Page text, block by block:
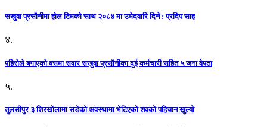
सखुवा प्रसौनीमा होल टिमको साथ २०८४ मा उमेदवारि दिने : प्रदिप साह
४.
पहिराेले बगाएकाे बसमा सवार सखुवा प्रसाैनीका दुई कर्मचारी सहित ५ जना वेपता
५.
तुलसीपुर ३ शिरखोलामा सडेको अवस्थामा भेटिएको शवको पहिचान खुल्यो